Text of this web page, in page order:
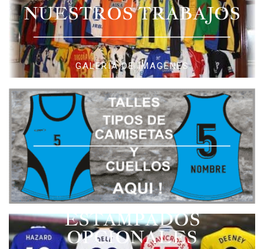
NUESTROS TRABAJOS
GALERIA DE IMAGENES
ESTAMPADOS
OPCIONALES